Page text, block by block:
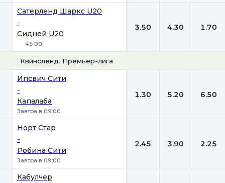
Сатерленд Шаркс U20
-
Сидней U20
45:00
3.50 4.30 1.70
Квинсленд. Премьер-лига
Ипсвич Сити
-
Капалаба
Завтра в 09:00
1.30 5.20 6.50
Норт Стар
-
Робина Сити
Завтра в 09:00
2.45 3.90 2.25
Кабулчер